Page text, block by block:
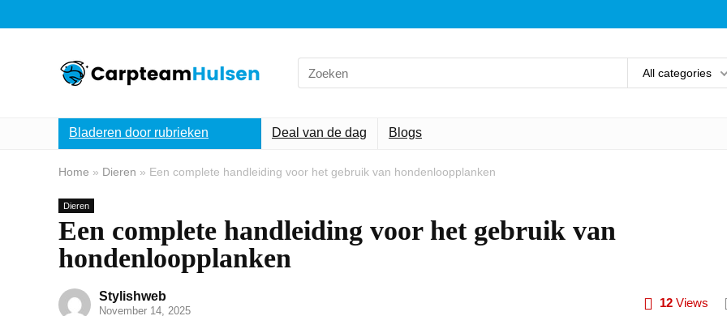
Search
for:
All categories
Bladeren door rubrieken Deal van de dag Blogs
Home » Dieren » Een complete handleiding voor het gebruik van hondenloopplanken
Dieren
Een complete handleiding voor het gebruik van
hondenloopplanken
Stylishweb
November 14, 2025
12 Views